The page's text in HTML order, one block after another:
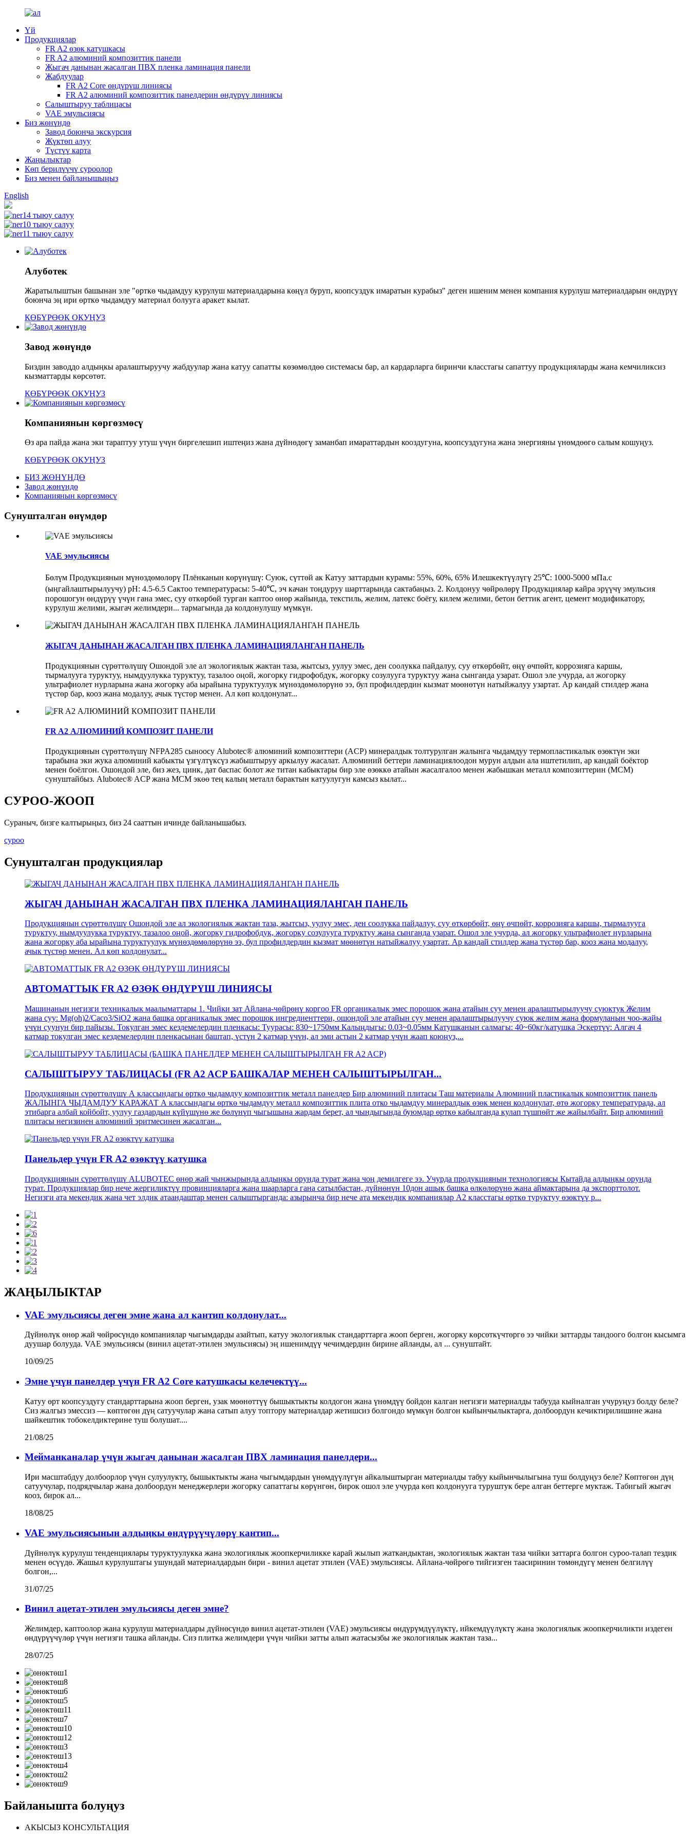
Үй
Продукциялар
FR A2 өзөк катушкасы
FR A2 алюминий композиттик панели
Жыгач данынан жасалган ПВХ пленка ламинация панели
Жабдуулар
FR A2 Core өндүрүш линиясы
FR A2 алюминий композиттик панелдерин өндүрүү линиясы
Салыштыруу таблицасы
VAE эмульсиясы
Биз жөнүндө
Завод боюнча экскурсия
Жүктөп алуу
Түстүү карта
Жаңылыктар
Көп берилүүчү суроолор
Биз менен байланышыңыз
English
Алуботек
Жаратылыштын башынан эле "өрткө чыдамдуу курулуш материалдарына көңүл буруп, коопсуздук имаратын курабыз" деген ишеним менен компания курулуш материалдарын өндүрүү
боюнча эң ири өрткө чыдамдуу материал болууга аракет кылат.
КӨБҮРӨӨК ОКУҢУЗ
Завод жөнүндө
Биздин заводдо алдыңкы аралаштыруучу жабдуулар жана катуу сапатты көзөмөлдөө системасы бар, ал кардарларга биринчи класстагы сапаттуу продукцияларды жана кемчиликсиз
кызматтарды көрсөтөт.
КӨБҮРӨӨК ОКУҢУЗ
Компаниянын көргөзмөсү
Өз ара пайда жана эки тараптуу утуш үчүн биргелешип иштеңиз жана дүйнөдөгү заманбап имараттардын кооздугуна, коопсуздугуна жана энергияны үнөмдөөгө салым кошуңуз.
КӨБҮРӨӨК ОКУҢУЗ
БИЗ ЖӨНҮНДӨ
Завод жөнүндө
Компаниянын көргөзмөсү
Сунушталган өнүмдөр
VAE эмульсиясы
Бөлүм Продукциянын мүнөздөмөлөрү Плёнканын көрүнүшү: Суюк, сүттөй ак Катуу заттардын курамы: 55%, 60%, 65% Илешкектүүлүгү 25℃: 1000-5000 мПа.с
(ыңгайлаштырылуучу) рН: 4.5-6.5 Сактоо температурасы: 5-40℃, эч качан тоңдуруу шарттарында сактабаңыз. 2. Колдонуу чөйрөлөрү Продукциялар кайра эрүүчү эмульсия
порошогун өндүрүү үчүн гана эмес, суу өткөрбөй турган каптоо өнөр жайында, текстиль, желим, латекс боёгу, килем желими, бетон беттик агент, цемент модификатору,
курулуш желими, жыгач желимдери... тармагында да колдонулушу мүмкүн.
ЖЫГАЧ ДАНЫНАН ЖАСАЛГАН ПВХ ПЛЕНКА ЛАМИНАЦИЯЛАНГАН ПАНЕЛЬ
Продукциянын сүрөттөлүшү Ошондой эле ал экологиялык жактан таза, жытсыз, уулуу эмес, ден соолукка пайдалуу, суу өткөрбөйт, өңү өчпөйт, коррозияга каршы,
тырмалууга туруктуу, нымдуулукка туруктуу, тазалоо оңой, жогорку гидрофобдук, жогорку созулууга туруктуу жана сынганда узарат. Ошол эле учурда, ал жогорку
ультрафиолет нурларына жана жогорку аба ырайына туруктуулук мүнөздөмөлөрүнө ээ, бул профилдердин кызмат мөөнөтүн натыйжалуу узартат. Ар кандай стилдер жана
түстөр бар, кооз жана модалуу, ачык түстөр менен. Ал көп колдонулат...
FR A2 АЛЮМИНИЙ КОМПОЗИТ ПАНЕЛИ
Продукциянын сүрөттөлүшү NFPA285 сыноосу Alubotec® алюминий композиттери (ACP) минералдык толтурулган жалынга чыдамдуу термопластикалык өзөктүн эки
тарабына эки жука алюминий кабыкты үзгүлтүксүз жабыштыруу аркылуу жасалат. Алюминий беттери ламинациялоодон мурун алдын ала иштетилип, ар кандай боёктор
менен боёлгон. Ошондой эле, биз жез, цинк, дат баспас болот же титан кабыктары бир эле өзөккө атайын жасалгалоо менен жабышкан металл композиттерин (MCM)
сунуштайбыз. Alubotec® ACP ​​жана MCM экөө тең калың металл барактын катуулугун камсыз кылат...
СУРОО-ЖООП
Сураныч, бизге калтырыңыз, биз 24 сааттын ичинде байланышабыз.
суроо
Сунушталган продукциялар
ЖЫГАЧ ДАНЫНАН ЖАСАЛГАН ПВХ ПЛЕНКА ЛАМИНАЦИЯЛАНГАН ПАНЕЛЬ
Продукциянын сүрөттөлүшү Ошондой эле ал экологиялык жактан таза, жытсыз, уулуу эмес, ден соолукка пайдалуу, суу өткөрбөйт, өңү өчпөйт, коррозияга каршы, тырмалууга
туруктуу, нымдуулукка туруктуу, тазалоо оңой, жогорку гидрофобдук, жогорку созулууга туруктуу жана сынганда узарат. Ошол эле учурда, ал жогорку ультрафиолет нурларына
жана жогорку аба ырайына туруктуулук мүнөздөмөлөрүнө ээ, бул профилдердин кызмат мөөнөтүн натыйжалуу узартат. Ар кандай стилдер жана түстөр бар, кооз жана модалуу,
ачык түстөр менен. Ал көп колдонулат...
АВТОМАТТЫК FR A2 ӨЗӨК ӨНДҮРҮШ ЛИНИЯСЫ
Машинанын негизги техникалык маалыматтары 1. Чийки зат Айлана-чөйрөнү коргоо FR органикалык эмес порошок жана атайын суу менен аралаштырылуучу суюктук Желим
жана суу: Mg(oh)2/Caco3/SiO2 жана башка органикалык эмес порошок ингредиенттери, ошондой эле атайын суу менен аралаштырылуучу суюк желим жана формуланын чоо-жайы
үчүн суунун бир пайызы. Токулган эмес кездемелердин пленкасы: Туурасы: 830~1750мм Калыңдыгы: 0.03~0.05мм Катушканын салмагы: 40~60кг/катушка Эскертүү: Алгач 4
катмар токулган эмес кездемелердин пленкасынан баштап, үстүн 2 катмар үчүн, ал эми астын 2 катмар үчүн жаап коюңуз,...
САЛЫШТЫРУУ ТАБЛИЦАСЫ (FR A2 ACP БАШКАЛАР МЕНЕН САЛЫШТЫРЫЛГАН...
Продукциянын сүрөттөлүшү А классындагы өрткө чыдамдуу композиттик металл панелдер Бир алюминий плитасы Таш материалы Алюминий пластикалык композиттик панель
ЖАЛЫНГА ЧЫДАМДУУ КАРАЖАТ А классындагы өрткө чыдамдуу металл композиттик плита отко чыдамдуу минералдык өзөк менен колдонулат, өтө жогорку температурада, ал
этибарга албай койбойт, уулуу газдардын күйүшүнө же бөлүнүп чыгышына жардам берет, ал чындыгында буюмдар өрткө кабылганда кулап түшпөйт же жайылбайт. Бир алюминий
плитасы негизинен алюминий эритмесинен жасалган...
Панельдер үчүн FR A2 өзөктүү катушка
Продукциянын сүрөттөлүшү ALUBOTEC өнөр жай чынжырында алдыңкы орунда турат жана чоң демилгеге ээ. Учурда продукциянын технологиясы Кытайда алдыңкы орунда
турат. Продукциялар бир нече жергиликтүү провинцияларга жана шаарларга гана сатылбастан, дүйнөнүн 10дон ашык башка өлкөлөрүнө жана аймактарына да экспорттолот.
Негизги ата мекендик жана чет элдик атаандаштар менен салыштырганда: азырынча бир нече ата мекендик компаниялар А2 класстагы өрткө туруктуу өзөктүү р...
ЖАҢЫЛЫКТАР
VAE эмульсиясы деген эмне жана ал кантип колдонулат...
Дүйнөлүк өнөр жай чөйрөсүндө компаниялар чыгымдарды азайтып, катуу экологиялык стандарттарга жооп берген, жогорку көрсөткүчтөргө ээ чийки заттарды тандоого болгон кысымга
дуушар болууда. VAE эмульсиясы (винил ацетат-этилен эмульсиясы) эң ишенимдүү чечимдердин бирине айланды, ал ... сунуштайт.
10/09/25
Эмне үчүн панелдер үчүн FR A2 Core катушкасы келечектүү...
Катуу өрт коопсуздугу стандарттарына жооп берген, узак мөөнөттүү бышыктыкты колдогон жана үнөмдүү бойдон калган негизги материалды табууда кыйналган учуруңуз болду беле?
Сиз жалгыз эмессиз — көптөгөн дүң сатуучулар жана сатып алуу топтору материалдар жетишсиз болгондо мүмкүн болгон кыйынчылыктарга, долбоордун кечиктирилишине жана
шайкештик тобокелдиктерине туш болушат....
21/08/25
Мейманканалар үчүн жыгач данынан жасалган ПВХ ламинация панелдери...
Ири масштабдуу долбоорлор үчүн сулуулукту, бышыктыкты жана чыгымдардын үнөмдүүлүгүн айкалыштырган материалды табуу кыйынчылыгына туш болдуңуз беле? Көптөгөн дүң
сатуучулар, подрядчылар жана долбоордун менеджерлери жогорку сапаттагы көрүнгөн, бирок ошол эле учурда көп колдонууга туруштук бере алган беттерге муктаж. Табигый жыгач
кооз, бирок ал...
18/08/25
VAE эмульсиясынын алдыңкы өндүрүүчүлөрү кантип...
Дүйнөлүк курулуш тенденциялары туруктуулукка жана экологиялык жоопкерчиликке карай жылып жаткандыктан, экологиялык жактан таза чийки заттарга болгон суроо-талап тездик
менен өсүүдө. Жашыл курулуштагы ушундай материалдардын бири - винил ацетат этилен (VAE) эмульсиясы. Айлана-чөйрөгө тийгизген таасиринин төмөндүгү менен белгилүү
болгон,...
31/07/25
Винил ацетат-этилен эмульсиясы деген эмне?
Желимдер, каптоолор жана курулуш материалдары дүйнөсүндө винил ацетат-этилен (VAE) эмульсиясы өндүрүмдүүлүктү, ийкемдүүлүктү жана экологиялык жоопкерчиликти издеген
өндүрүүчүлөр үчүн негизги ташка айланды. Сиз плитка желимдери үчүн чийки затты алып жатасызбы же экологиялык жактан таза...
28/07/25
Байланышта болуңуз
АКЫСЫЗ КОНСУЛЬТАЦИЯ